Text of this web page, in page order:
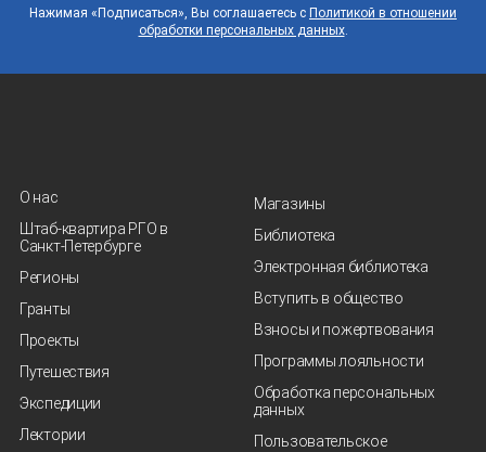
Нажимая «Подписаться», Вы соглашаетесь с Политикой в отношении
обработки персональных данных.
О нас
Штаб-квартира РГО в
Санкт‑Петербурге
Регионы
Гранты
Проекты
Путешествия
Экспедиции
Лектории
Магазины
Библиотека
Электронная библиотека
Вступить в общество
Взносы и пожертвования
Программы лояльности
Обработка персональных
данных
Пользовательское